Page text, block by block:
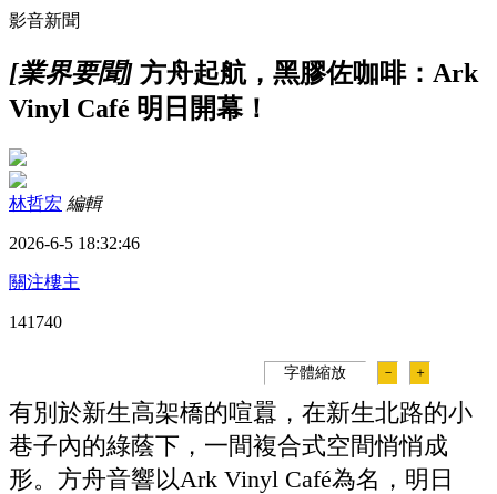
影音新聞
[業界要聞] 方舟起航，黑膠佐咖啡：Ark
Vinyl Café 明日開幕！
林哲宏 編輯
2026-6-5 18:32:46
關注樓主
141740
字體縮放 － ＋
有別於新生高架橋的喧囂，在新生北路的小
巷子內的綠蔭下，一間複合式空間悄悄成
形。方舟音響以Ark Vinyl Café為名，明日